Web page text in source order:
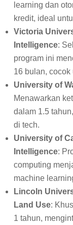
learning dan
kredit, ideal
Victoria
Intelligence:
program ini
16 bulan,
University of
Menawarkan
dalam 1.5
di tech.
University of
Intelligence:
computing
machine
Lincoln
Land Use:
1 tahun,